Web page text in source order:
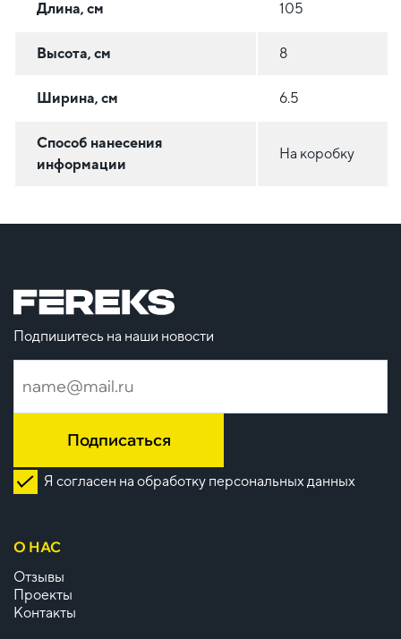
Длина, см 105
Высота, см 8
Ширина, см 6.5
Способ нанесения
информации
На коробку
Подпишитесь на наши новости
Подписаться
Я согласен на обработку персональных данных
О НАС
Отзывы
Проекты
Контакты